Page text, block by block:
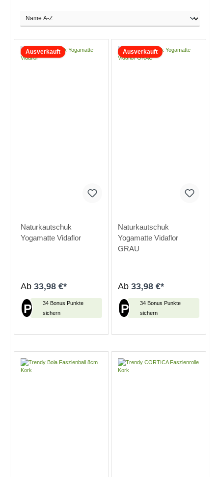
Ausverkauft
Naturkautschuk
Yogamatte Vidaflor
Ab 33,98 €*
P
34 Bonus Punkte
sichern
Ausverkauft
Naturkautschuk
Yogamatte Vidaflor
GRAU
Ab 33,98 €*
P
34 Bonus Punkte
sichern